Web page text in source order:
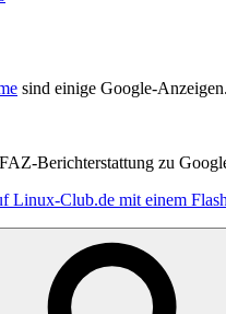
sind einige Google-Anzeigen.
Berichterstattung zu
Linux-Club.de mit einem